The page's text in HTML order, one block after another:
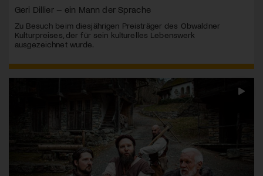
Geri Dillier – ein Mann der Sprache
Zu Besuch beim diesjährigen Preisträger des Obwaldner
Kulturpreises, der für sein kulturelles Lebenswerk
ausgezeichnet wurde.